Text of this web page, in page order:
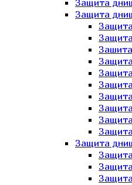
Защита
Защита
Защита